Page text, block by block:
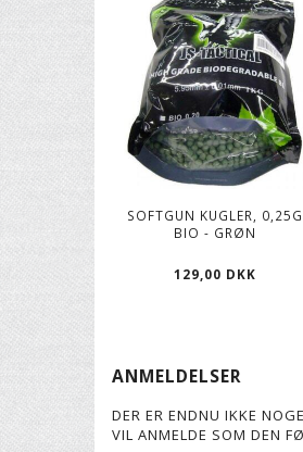
SOFTGUN KUGLER, 0,25G
BIO - GRØN
129,00 DKK
ANMELDELSER
DER ER ENDNU IKKE
VIL ANMELDE SOM DEN